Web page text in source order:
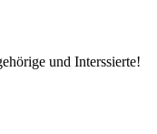
und Interssierte!